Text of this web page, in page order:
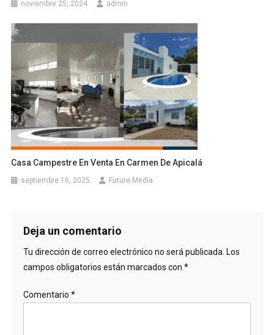
noviembre 25, 2024 admin
Casa Campestre En Venta En Carmen De Apicalá
septiembre 16, 2025 Future Media
Deja un comentario
Tu dirección de correo electrónico no será publicada. Los
campos obligatorios están marcados con *
Comentario *